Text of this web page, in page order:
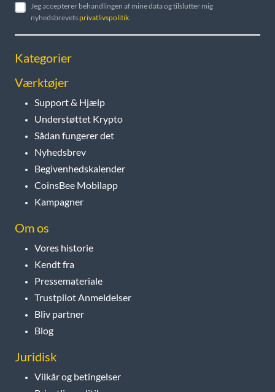
Jeg accepterer behandlingen af mine data og tilslutter mig
nyhedsbrevetsprivatlivspolitik
Kategorier
Værktøjer
Support & Hjælp
Understøttet Krypto
Sådan fungerer det
Nyhedsbrev
Begivenhedskalender
CoinsBee Mobilapp
Kampagner
Om os
Vores historie
Kendt fra
Pressemateriale
Trustpilot Anmeldelser
Bliv partner
Blog
Juridisk
Vilkår og betingelser